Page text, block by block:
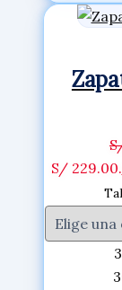
S/ 229.00.